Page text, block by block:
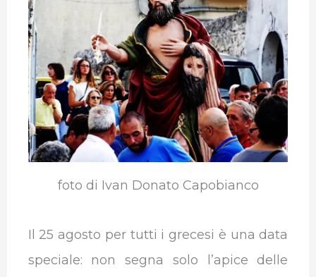
o
k
e
r
d
I
n
s
A
p
p
g
r
a
m
l
r
foto di Ivan Donato Capobianco
Il 25 agosto per tutti i grecesi è una data
speciale: non segna solo l’apice delle